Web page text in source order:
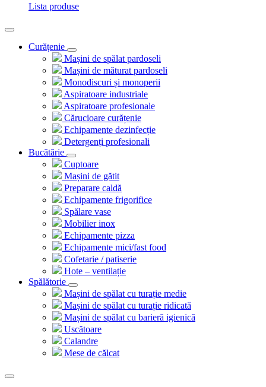
Lista produse
Curățenie
Mașini de spălat pardoseli
Mașini de măturat pardoseli
Monodiscuri și monoperii
Aspiratoare industriale
Aspiratoare profesionale
Cărucioare curățenie
Echipamente dezinfecție
Detergenți profesionali
Bucătărie
Cuptoare
Mașini de gătit
Preparare caldă
Echipamente frigorifice
Spălare vase
Mobilier inox
Echipamente pizza
Echipamente mici/fast food
Cofetarie / patiserie
Hote – ventilație
Spălătorie
Mașini de spălat cu turație medie
Mașini de spălat cu turație ridicată
Mașini de spălat cu barieră igienică
Uscătoare
Calandre
Mese de călcat